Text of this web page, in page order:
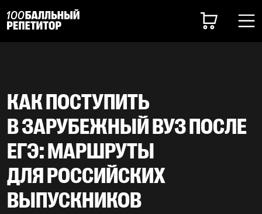
КАК ПОСТУПИТЬ
В ЗАРУБЕЖНЫЙ ВУЗ ПОСЛЕ
ЕГЭ: МАРШРУТЫ
ДЛЯ РОССИЙСКИХ
ВЫПУСКНИКОВ